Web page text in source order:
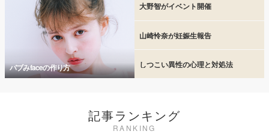
バブみfaceの作り方
大野智がイベント開催
山崎怜奈が妊娠生報告
しつこい異性の心理と対処法
記事ランキング
RANKING